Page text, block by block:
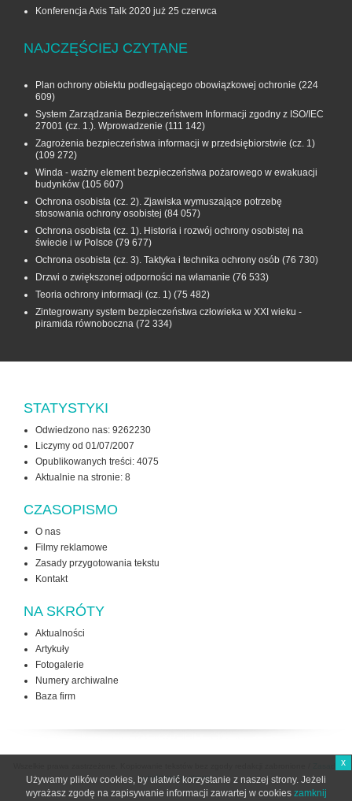
Konferencja Axis Talk 2020 już 25 czerwca
NAJCZĘŚCIEJ CZYTANE
Plan ochrony obiektu podlegającego obowiązkowej ochronie (224
609)
System Zarządzania Bezpieczeństwem Informacji zgodny z ISO/IEC
27001 (cz. 1.). Wprowadzenie (111 142)
Zagrożenia bezpieczeństwa informacji w przedsiębiorstwie (cz. 1)
(109 272)
Winda - ważny element bezpieczeństwa pożarowego w ewakuacji
budynków (105 607)
Ochrona osobista (cz. 2). Zjawiska wymuszające potrzebę
stosowania ochrony osobistej (84 057)
Ochrona osobista (cz. 1). Historia i rozwój ochrony osobistej na
świecie i w Polsce (79 677)
Ochrona osobista (cz. 3). Taktyka i technika ochrony osób (76 730)
Drzwi o zwiększonej odporności na włamanie (76 533)
Teoria ochrony informacji (cz. 1) (75 482)
Zintegrowany system bezpieczeństwa człowieka w XXI wieku -
piramida równoboczna (72 334)
STATYSTYKI
Odwiedzono nas: 9262230
Liczymy od 01/07/2007
Opublikowanych treści: 4075
Aktualnie na stronie: 8
CZASOPISMO
O nas
Filmy reklamowe
Zasady przygotowania tekstu
Kontakt
NA SKRÓTY
Aktualności
Artykuły
Fotogalerie
Numery archiwalne
Baza firm
użytkowania strony
x
Używamy plików cookies, by ułatwić korzystanie z naszej strony. Jeżeli
wyrażasz zgodę na zapisywanie informacji zawartej w cookies zamknij